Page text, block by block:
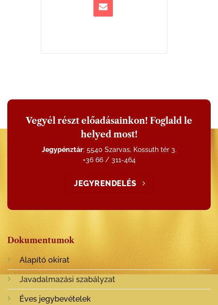
Vegyél részt előadásainkon! Foglald le
helyed most!
Jegypénztár: 5540 Szarvas, Kossuth tér 3.
+36 66 / 311-464
JEGYRENDELÉS
Dokumentumok
Alapító okirat
Javadalmazási szabályzat
Éves jegybevételek